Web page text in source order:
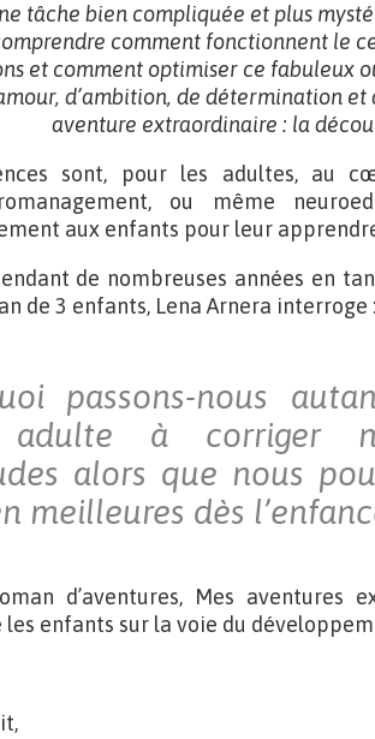
tâche bien compliquée et plus
comment fonctionnent le
et comment optimiser ce fabuleux
d’ambition, de détermination
aventure extraordinaire : la
sont, pour les adultes, au
ou même
aux enfants pour leur
de nombreuses années en
de 3 enfants, Lena Arnera interroge :
passons-nous
adulte à corriger
alors que nous
meilleures dès
d’aventures, Mes aventures
enfants sur la voie du